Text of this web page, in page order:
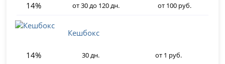
14% от 30 до 120 дн. от 100 руб.
Кешбокс
14% 30 дн. от 1 руб.